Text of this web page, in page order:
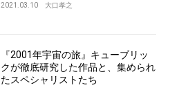
2021.03.10 大口孝之
『2001年宇宙の旅』キューブリッ
クが徹底研究した作品と、集められ
たスペシャリストたち